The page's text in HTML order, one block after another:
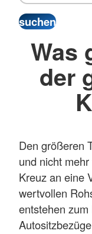
Was
der
Den größeren
und nicht
Kreuz an eine
wertvollen
entstehen